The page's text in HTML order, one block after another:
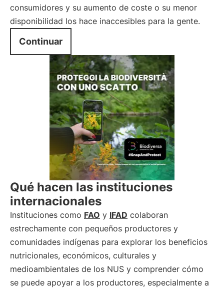
consumidores y su aumento de coste o su menor
disponibilidad los hace inaccesibles para la gente.
Continuar
Qué hacen las instituciones
internacionales
Instituciones como FAO y IFAD colaboran
estrechamente con pequeños productores y
comunidades indígenas para explorar los beneficios
nutricionales, económicos, culturales y
medioambientales de los NUS y comprender cómo
se puede apoyar a los productores, especialmente a